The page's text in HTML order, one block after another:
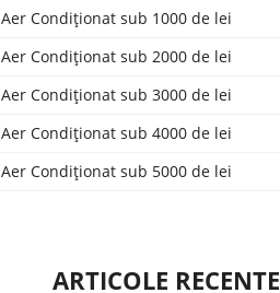
ă
î
n
i
t
n
S
t
Aer Condiționat sub 1000 de lei
Aer Condiționat sub 2000 de lei
Aer Condiționat sub 3000 de lei
Aer Condiționat sub 4000 de lei
Aer Condiționat sub 5000 de lei
ARTICOLE RECENTE